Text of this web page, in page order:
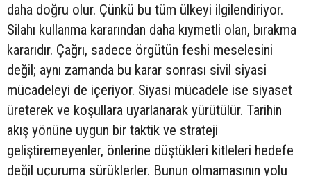
daha doğru olur. Çünkü bu tüm ülkeyi ilgilendiriyor.
Silahı kullanma kararından daha kıymetli olan, bırakma
kararıdır. Çağrı, sadece örgütün feshi meselesini
değil; aynı zamanda bu karar sonrası sivil siyasi
mücadeleyi de içeriyor. Siyasi mücadele ise siyaset
üreterek ve koşullara uyarlanarak yürütülür. Tarihin
akış yönüne uygun bir taktik ve strateji
geliştiremeyenler, önlerine düştükleri kitleleri hedefe
değil uçuruma sürüklerler. Bunun olmamasının yolu